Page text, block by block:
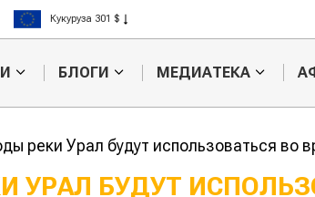
Рис 408 $
Пшеница 423 $
БЛОГИ МЕДИАТЕКА
реки Урал будут использоваться во
УРАЛ БУДУТ